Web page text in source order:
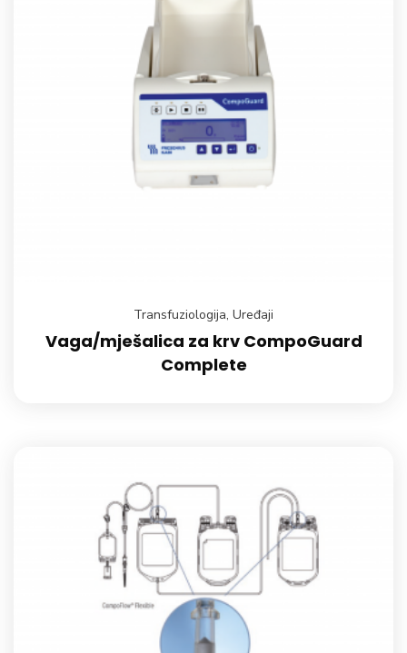
Transfuziologija, Uređaji
Vaga/mješalica za krv CompoGuard
Complete